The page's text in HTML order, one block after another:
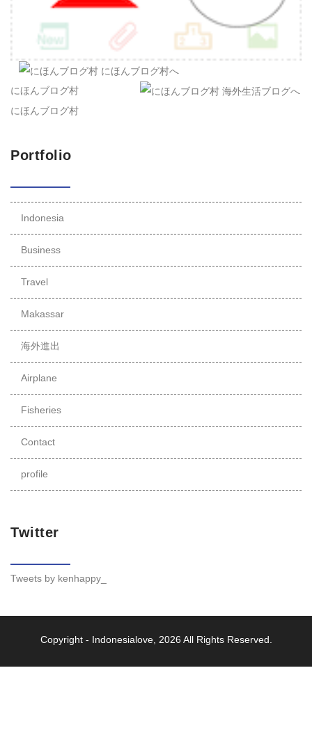
にほんブログ村
にほんブログ村
Portfolio
Indonesia
Business
Travel
Makassar
海外進出
Airplane
Fisheries
Contact
profile
Twitter
Tweets by kenhappy_
Copyright - Indonesialove, 2026 All Rights Reserved.